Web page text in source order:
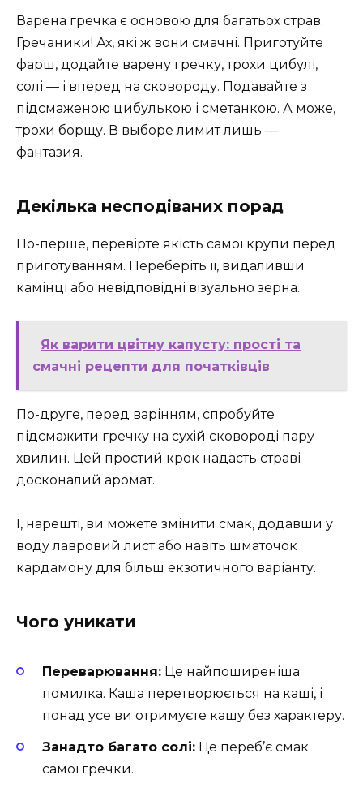
Варена гречка є основою для багатьох страв.
Гречаники! Ах, які ж вони смачні. Приготуйте
фарш, додайте варену гречку, трохи цибулі,
солі — і вперед на сковороду. Подавайте з
підсмаженою цибулькою і сметанкою. А може,
трохи борщу. В выборе лимит лишь —
фантазия.
Декілька несподіваних порад
По-перше, перевірте якість самої крупи перед
приготуванням. Переберіть її, видаливши
камінці або невідповідні візуально зерна.
Як варити цвітну капусту: прості та
смачні рецепти для початківців
По-друге, перед варінням, спробуйте
підсмажити гречку на сухій сковороді пару
хвилин. Цей простий крок надасть страві
досконалий аромат.
І, нарешті, ви можете змінити смак, додавши у
воду лавровий лист або навіть шматочок
кардамону для більш екзотичного варіанту.
Чого уникати
Переварювання: Це найпоширеніша
помилка. Каша перетворюється на каші, і
понад усе ви отримуєте кашу без характеру.
Занадто багато солі: Це переб’є смак
самої гречки.